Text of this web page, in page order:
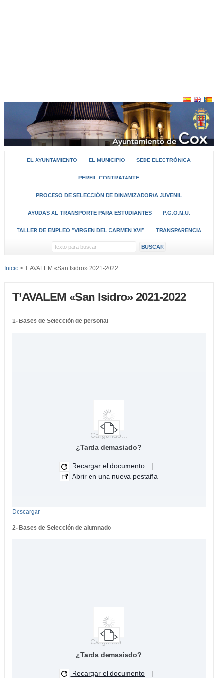
EL AYUNTAMIENTO EL MUNICIPIO SEDE ELECTRÓNICA
PERFIL CONTRATANTE
PROCESO DE SELECCIÓN DE DINAMIZADOR/A JUVENIL
AYUDAS AL TRANSPORTE PARA ESTUDIANTES P.G.O.M.U.
TALLER DE EMPLEO ”VIRGEN DEL CARMEN XVI” TRANSPARENCIA
Inicio> T’AVALEM «San Isidro» 2021-2022
T’AVALEM «San Isidro» 2021-2022
1- Bases de Selección de personal
Cargando...
¿Tarda demasiado?
Recargar el documento
|
Abrir en una nueva pestaña
Descargar
2- Bases de Selección de alumnado
Cargando...
¿Tarda demasiado?
Recargar el documento
|